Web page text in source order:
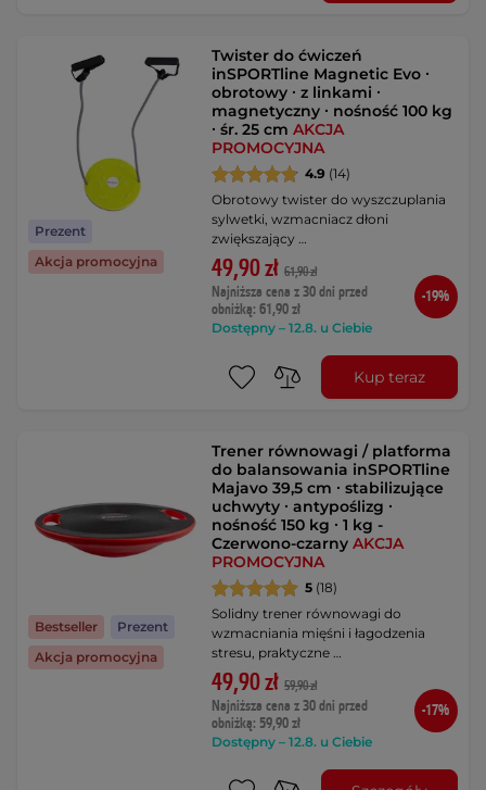
Prezent
Akcja promocyjna
Twister do ćwiczeń
inSPORTline Magnetic Evo ∙
obrotowy ∙ z linkami ∙
magnetyczny ∙ nośność 100 kg
∙ śr. 25 cmAKCJA
PROMOCYJNA
4.9 (14)
Obrotowy twister do wyszczuplania
sylwetki, wzmacniacz dłoni
zwiększający …
49,90 zł 61,90 zł
Najniższa cena z 30 dni przed
obniżką: 61,90 zł
Dostępny – 12.8. u Ciebie
-19%
Kup teraz
Bestseller
Prezent
Akcja promocyjna
Trener równowagi / platforma
do balansowania inSPORTline
Majavo 39,5 cm ∙ stabilizujące
uchwyty ∙ antypoślizg ∙
nośność 150 kg ∙ 1 kg -
Czerwono-czarnyAKCJA
PROMOCYJNA
5 (18)
Solidny trener równowagi do
wzmacniania mięśni i łagodzenia
stresu, praktyczne …
49,90 zł 59,90 zł
Najniższa cena z 30 dni przed
obniżką: 59,90 zł
Dostępny – 12.8. u Ciebie
-17%